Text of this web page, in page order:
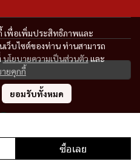
ซื้อเลย
เพื่อเพิ่มประสิทธิภาพและ
ว็บไซต์ของท่าน ท่านสามารถ
นโยบายความเป็นส่วนตัวและ
ยคุกกี้
ยอมรับทั้งหมด
| Powered by MWE